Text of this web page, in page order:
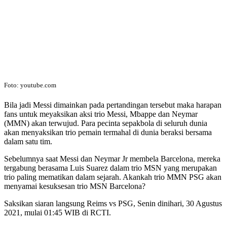
Foto: youtube.com
Bila jadi Messi dimainkan pada pertandingan tersebut maka harapan
fans untuk meyaksikan aksi trio Messi, Mbappe dan Neymar
(MMN) akan terwujud. Para pecinta sepakbola di seluruh dunia
akan menyaksikan trio pemain termahal di dunia beraksi bersama
dalam satu tim.
Sebelumnya saat Messi dan Neymar Jr membela Barcelona, mereka
tergabung berasama Luis Suarez dalam trio MSN yang merupakan
trio paling mematikan dalam sejarah. Akankah trio MMN PSG akan
menyamai kesuksesan trio MSN Barcelona?
Saksikan siaran langsung Reims vs PSG, Senin dinihari, 30 Agustus
2021, mulai 01:45 WIB di RCTI.